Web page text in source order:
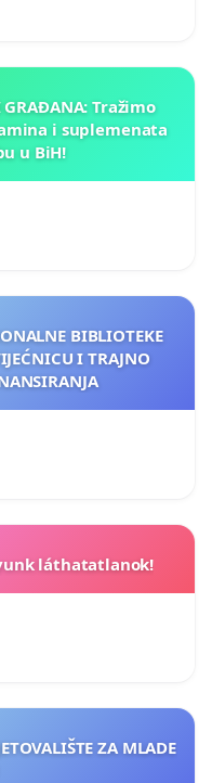
GRAĐANA: Tražimo
i suplemenata
u BiH!
BIBLIOTEKE
I TRAJNO
láthatatlanok!
ZA MLADE